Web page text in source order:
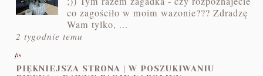
co zagościło w moim wazonie??? Zdradzę
Wam tylko, ...
2 tygodnie temu
PIĘKNIEJSZA STRONA | W POSZUKIWANIU